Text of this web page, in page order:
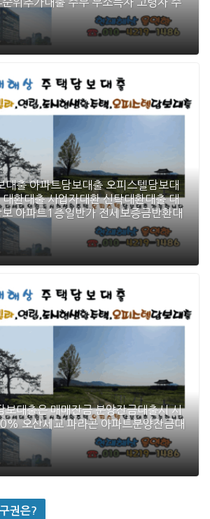
위추가대출 주부 무소득자 고령자 주
대출 아파트담보대출 오피스텔담보대
환대출 사업자대환 신탁대환대출 대
아파트1층일반가 전세보증금반환대
보대출은 매매잔금 분양잔금대출시 시
오산세교 파라곤 아파트분양잔금대
권은?